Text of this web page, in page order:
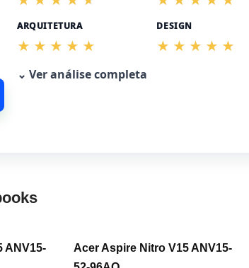
ARQUITETURA DESIGN
⌄ Ver análise completa
ANV15-
Acer Aspire Nitro V15 ANV15-